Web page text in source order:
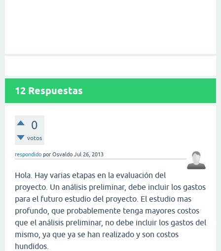
12 Respuestas
0
votos
respondido por Osvaldo Jul 26, 2013
Hola. Hay varias etapas en la evaluación del
proyecto. Un análisis preliminar, debe incluir los gastos
para el futuro estudio del proyecto. El estudio mas
profundo, que probablemente tenga mayores costos
que el análisis preliminar, no debe incluir los gastos del
mismo, ya que ya se han realizado y son costos
hundidos.